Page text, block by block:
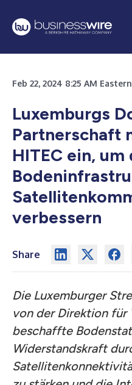
Feb 22, 2024 8:25 AM
Luxemburgs
Partnerschaft
HITEC ein, um
verbessern
Share
Die Luxemburger
von der Direktion für
beschaffte
Widerstandskraft